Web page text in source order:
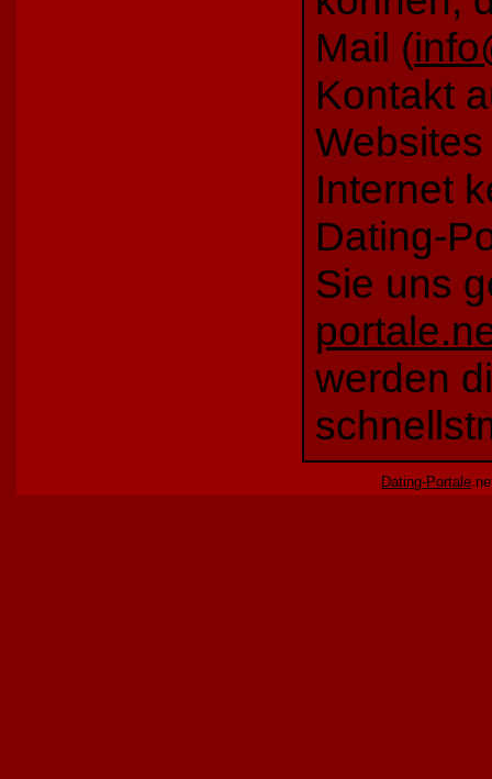
Mail (
Kontakt
Internet
Dating-
Sie uns
werden
Dating-Portale